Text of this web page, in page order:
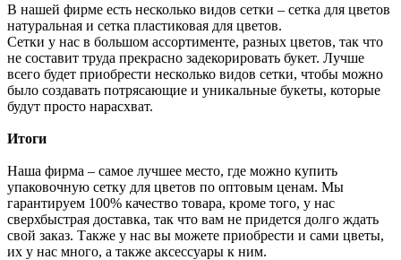
В нашей фирме есть несколько видов сетки – сетка для цветов
натуральная и сетка пластиковая для цветов.
Сетки у нас в большом ассортименте, разных цветов, так что
не составит труда прекрасно задекорировать букет. Лучше
всего будет приобрести несколько видов сетки, чтобы можно
было создавать потрясающие и уникальные букеты, которые
будут просто нарасхват.
Итоги
Наша фирма – самое лучшее место, где можно купить
упаковочную сетку для цветов по оптовым ценам. Мы
гарантируем 100% качество товара, кроме того, у нас
сверхбыстрая доставка, так что вам не придется долго ждать
свой заказ. Также у нас вы можете приобрести и сами цветы,
их у нас много, а также аксессуары к ним.